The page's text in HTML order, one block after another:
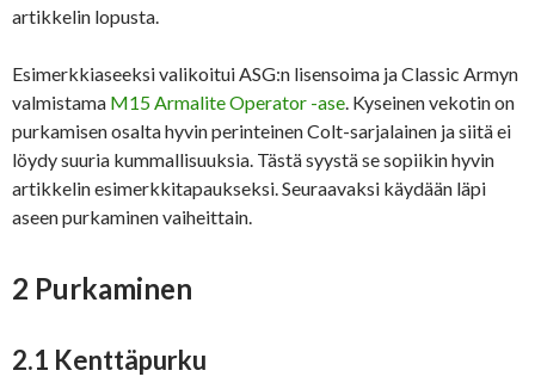
artikkelin lopusta.
Esimerkkiaseeksi valikoitui ASG:n lisensoima ja Classic Armyn
valmistama M15 Armalite Operator -ase . Kyseinen vekotin on
purkamisen osalta hyvin perinteinen Colt-sarjalainen ja siitä ei
löydy suuria kummallisuuksia. Tästä syystä se sopiikin hyvin
artikkelin esimerkkitapaukseksi. Seuraavaksi käydään läpi
aseen purkaminen vaiheittain.
2 Purkaminen
2.1 Kenttäpurku